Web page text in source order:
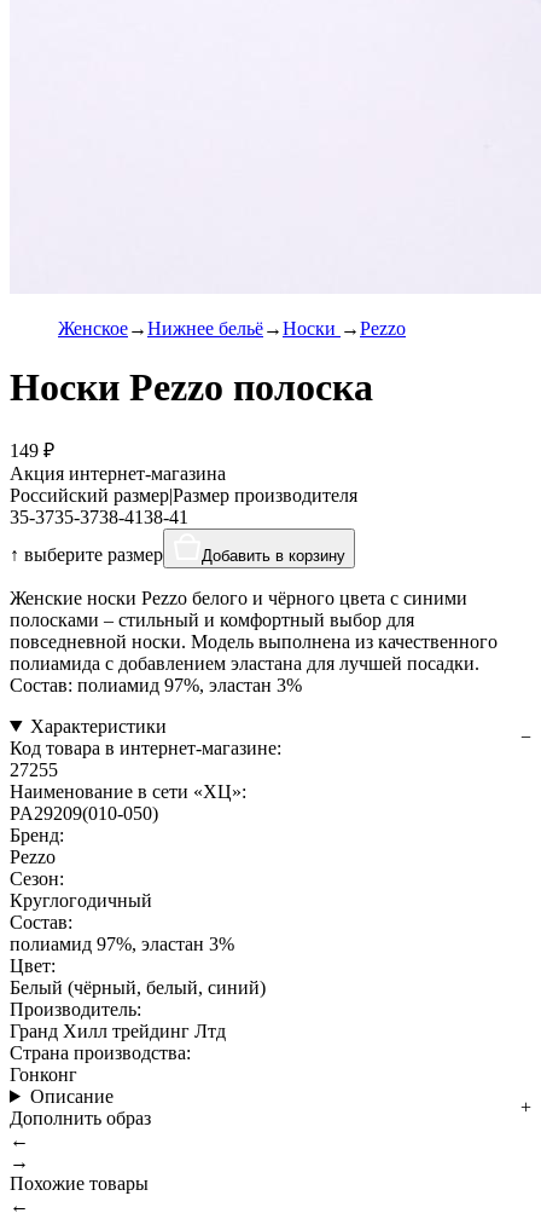
Женское Нижнее бельё Носки Pezzo
Носки Pezzo полоска
149 ₽
Акция интернет-магазина
Российский размер|Размер производителя
35-3735-3738-4138-41
↑ выберите размер
Добавить в корзину
Женские носки Pezzo белого и чёрного цвета с синими
полосками – стильный и комфортный выбор для
повседневной носки. Модель выполнена из качественного
полиамида с добавлением эластана для лучшей посадки.
Состав: полиамид 97%, эластан 3%
Характеристики
Код товара в интернет-магазине:
27255
Наименование в сети «ХЦ»:
PA29209(010-050)
Бренд:
Pezzo
Сезон:
Круглогодичный
Состав:
полиамид 97%, эластан 3%
Цвет:
Белый (чёрный, белый, синий)
Производитель:
Гранд Хилл трейдинг Лтд
Страна производства:
Гонконг
Описание
Дополнить образ
←
→
Похожие товары
←